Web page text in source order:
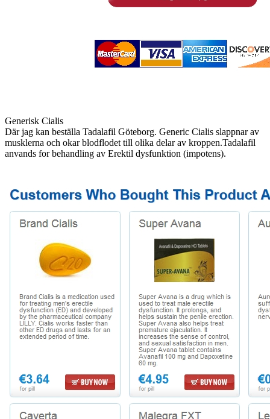
Generisk Cialis
Där jag kan beställa Tadalafil Göteborg. Generic Cialis slappnar av
musklerna och okar blodflodet till olika delar av kroppen.Tadalafil
anvands for behandling av Erektil dysfunktion (impotens).